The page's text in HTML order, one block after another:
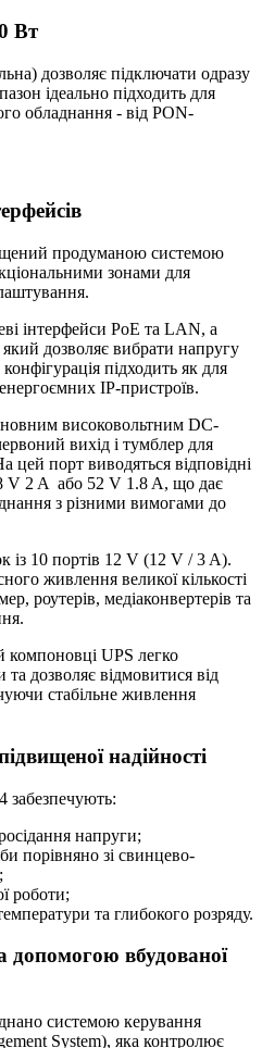
Вт
дозволяє підключати одразу
ідеально підходить для
обладнання - від PON-
продуманою системою
зонами для
інтерфейси PoE та LAN, а
дозволяє вибрати напругу
підходить як для
IP-пристроїв.
високовольтним DC-
вихід і тумблер для
порт виводяться відповідні
V 2 A або 52 V 1.8 A, що дає
з різними вимогами до
із 10 портів 12 V (12 V / 3 A).
живлення великої кількості
роутерів, медіаконвертерів та
компоновці UPS легко
та дозволяє відмовитися від
стабільне живлення
надійності
забезпечують:
напруги;
порівняно зі свинцево-
роботи;
та глибокого розряду.
допомогою вбудованої
системою керування
System), яка контролює